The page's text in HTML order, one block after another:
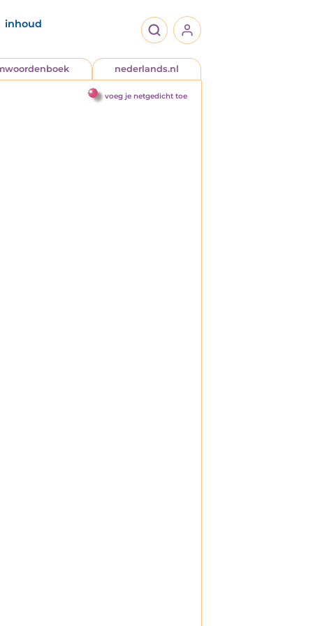
inhoud
nederlands.nl
voeg je netgedicht toe